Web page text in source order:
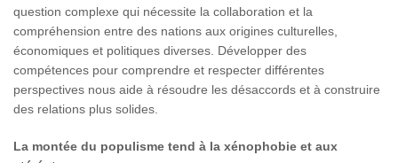
question complexe qui nécessite la collaboration et la
compréhension entre des nations aux origines culturelles,
économiques et politiques diverses. Développer des
compétences pour comprendre et respecter différentes
perspectives nous aide à résoudre les désaccords et à construire
des relations plus solides.
La montée du populisme tend à la xénophobie et aux